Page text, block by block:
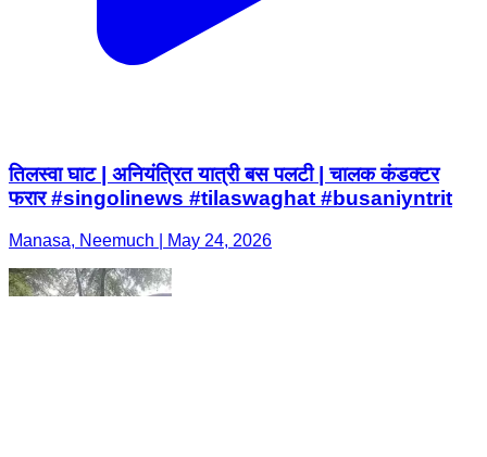
तिलस्वा घाट | अनियंत्रित यात्री बस पलटी | चालक कंडक्टर
फरार #singolinews #tilaswaghat #busaniyntrit
Manasa, Neemuch | May 24, 2026